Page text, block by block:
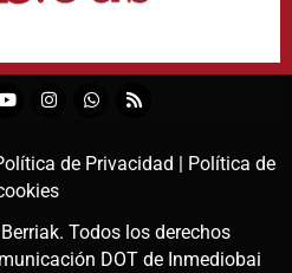
de Privacidad | Política de
. Todos los derechos
DOT de Inmediobai